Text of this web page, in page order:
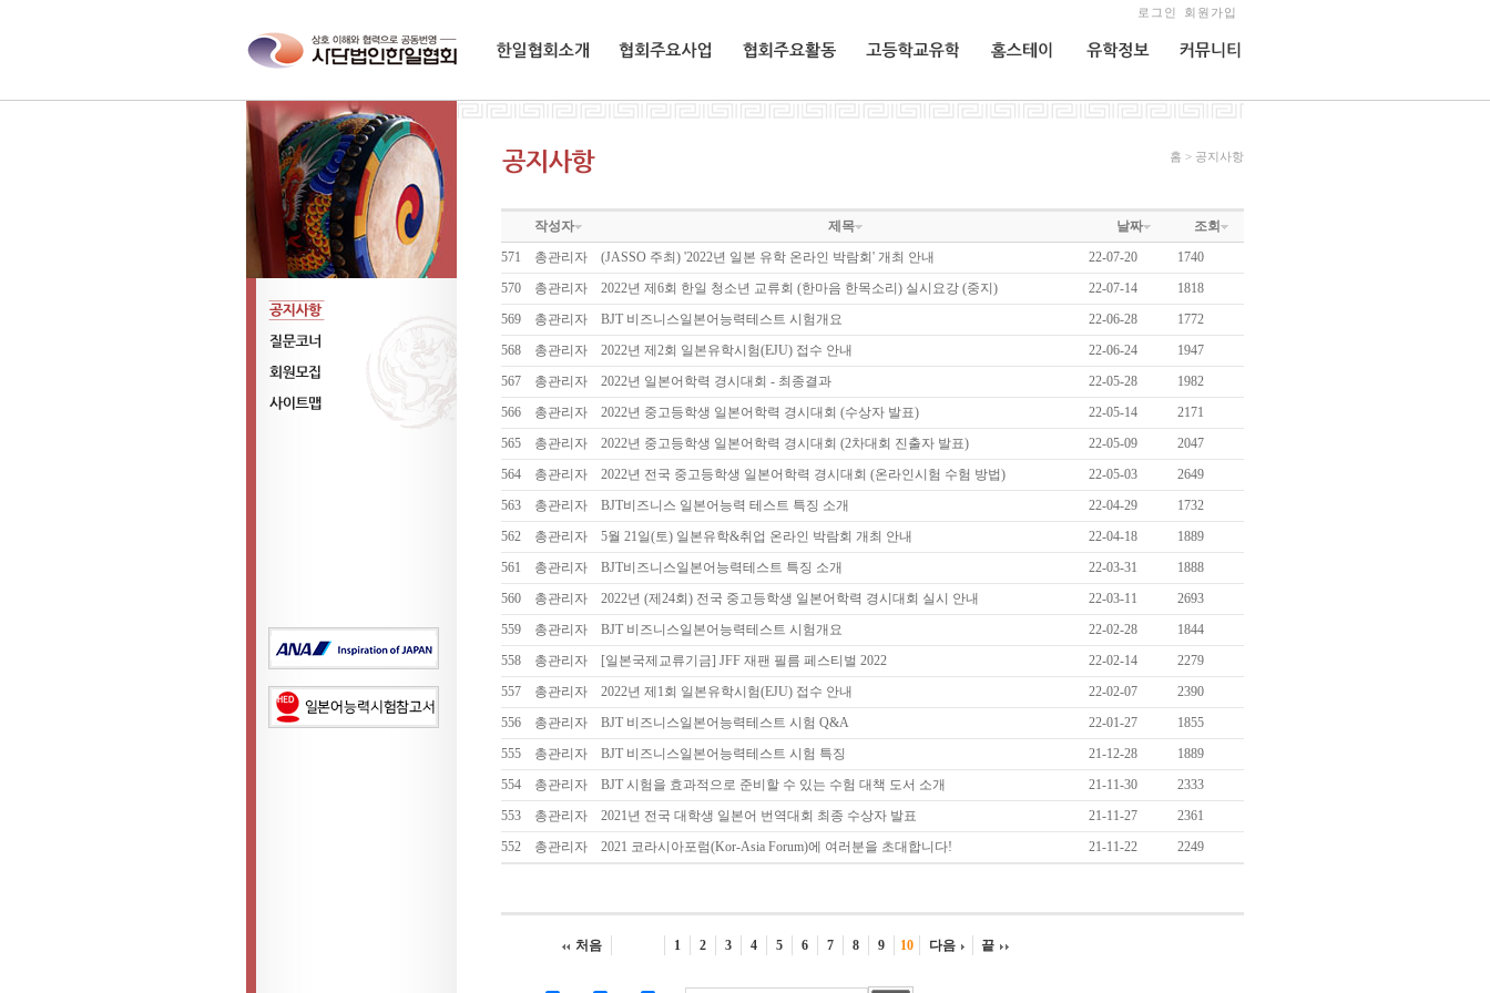
로그인 회원가입
공지사항
질문코너
회원모집
홈 > 공지사항
작성자 제목 날짜
조회
571
총관리자 (JASSO 주최) '2022년 일본 유학 온라인 박람회' 개최 안내 22-07-20
1740
570
총관리자 2022년 제6회 한일 청소년 교류회 (한마음 한목소리) 실시요강 (중지) 22-07-14
1818
569
총관리자 BJT 비즈니스일본어능력테스트 시험개요 22-06-28
1772
568
총관리자 2022년 제2회 일본유학시험(EJU) 접수 안내 22-06-24
1947
567
총관리자 2022년 일본어학력 경시대회 - 최종결과 22-05-28
1982
566
총관리자 2022년 중고등학생 일본어학력 경시대회 (수상자 발표) 22-05-14
2171
565
총관리자 2022년 중고등학생 일본어학력 경시대회 (2차대회 진출자 발표) 22-05-09
2047
564
총관리자 2022년 전국 중고등학생 일본어학력 경시대회 (온라인시험 수험 방법) 22-05-03
2649
563
총관리자 BJT비즈니스 일본어능력 테스트 특징 소개 22-04-29
1732
562
총관리자 5월 21일(토) 일본유학&취업 온라인 박람회 개최 안내 22-04-18
1889
561
총관리자 BJT비즈니스일본어능력테스트 특징 소개 22-03-31
1888
560
총관리자 2022년 (제24회) 전국 중고등학생 일본어학력 경시대회 실시 안내 22-03-11
2693
559
총관리자 BJT 비즈니스일본어능력테스트 시험개요 22-02-28
1844
558
총관리자 [일본국제교류기금] JFF 재팬 필름 페스티벌 2022 22-02-14
2279
557
총관리자 2022년 제1회 일본유학시험(EJU) 접수 안내 22-02-07
2390
556
총관리자 BJT 비즈니스일본어능력테스트 시험 Q&A 22-01-27
1855
555
총관리자 BJT 비즈니스일본어능력테스트 시험 특징 21-12-28
1889
554
총관리자 BJT 시험을 효과적으로 준비할 수 있는 수험 대책 도서 소개 21-11-30
2333
553
총관리자 2021년 전국 대학생 일본어 번역대회 최종 수상자 발표 21-11-27
2361
552
총관리자 2021 코라시아포럼(Kor-Asia Forum)에 여러분을 초대합니다! 21-11-22 2249
처음 1 2 3 4 5 6 7 8 9 10 다음 끝